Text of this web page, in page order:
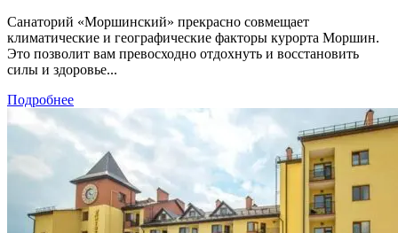
Санаторий «Моршинский» прекрасно совмещает
климатические и географические факторы курорта Моршин.
Это позволит вам превосходно отдохнуть и восстановить
силы и здоровье...
Подробнее